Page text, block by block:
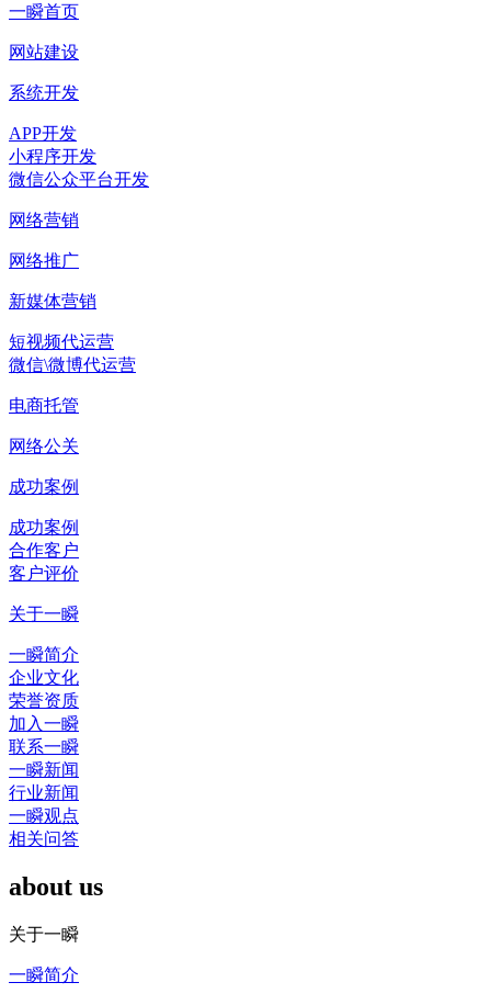
一瞬首页
网站建设
系统开发
APP开发
小程序开发
微信公众平台开发
网络营销
网络推广
新媒体营销
短视频代运营
微信\微博代运营
电商托管
网络公关
成功案例
成功案例
合作客户
客户评价
关于一瞬
一瞬简介
企业文化
荣誉资质
加入一瞬
联系一瞬
一瞬新闻
行业新闻
一瞬观点
相关问答
about us
关于一瞬
一瞬简介